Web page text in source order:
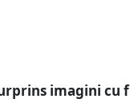
imagini